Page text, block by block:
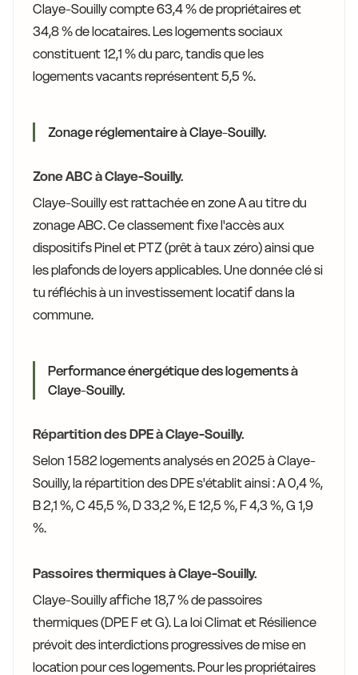
Claye-Souilly compte 63,4 % de propriétaires et
34,8 % de locataires. Les logements sociaux
constituent 12,1 % du parc, tandis que les
logements vacants représentent 5,5 %.
Zonage réglementaire à Claye-Souilly.
Zone ABC à Claye-Souilly.
Claye-Souilly est rattachée en zone A au titre du
zonage ABC. Ce classement fixe l'accès aux
dispositifs Pinel et PTZ (prêt à taux zéro) ainsi que
les plafonds de loyers applicables. Une donnée clé si
tu réfléchis à un investissement locatif dans la
commune.
Performance énergétique des logements à
Claye-Souilly.
Répartition des DPE à Claye-Souilly.
Selon 1 582 logements analysés en 2025 à Claye-
Souilly, la répartition des DPE s'établit ainsi : A 0,4 %,
B 2,1 %, C 45,5 %, D 33,2 %, E 12,5 %, F 4,3 %, G 1,9
%.
Passoires thermiques à Claye-Souilly.
Claye-Souilly affiche 18,7 % de passoires
thermiques (DPE F et G). La loi Climat et Résilience
prévoit des interdictions progressives de mise en
location pour ces logements. Pour les propriétaires